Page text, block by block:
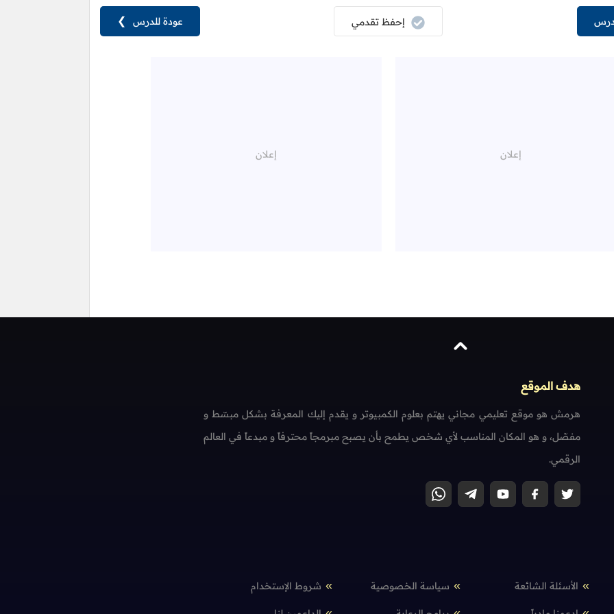
عودة للدرس ❯ إحفظ تقدمي
هدف الموقع
هرمش هو موقع تعليمي مجاني يهتم بعلوم الكمبيوتر و يقدم إليك المعرفة بشكل مبسّط و
مفصّل، و هو المكان المناسب لأي شخص يطمح بأن يصبح مبرمجاً محترفاً و مبدعاً في العالم
الرقمي.
الأسئلة الشائعة سياسة الخصوصية شروط الإستخدام